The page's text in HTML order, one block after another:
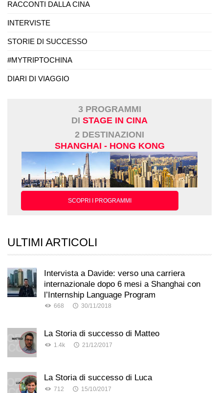
RACCONTI DALLA CINA
INTERVISTE
STORIE DI SUCCESSO
#MYTRIPTOCHINA
DIARI DI VIAGGIO
3 PROGRAMMI
DI STAGE IN CINA
2 DESTINAZIONI
SHANGHAI - HONG KONG
SCOPRI I PROGRAMMI
ULTIMI ARTICOLI
Intervista a Davide: verso una carriera
internazionale dopo 6 mesi a Shanghai con
l’Internship Language Program
668 30/11/2018
La Storia di successo di Matteo
1.4k 21/12/2017
La Storia di successo di Luca
712 15/10/2017